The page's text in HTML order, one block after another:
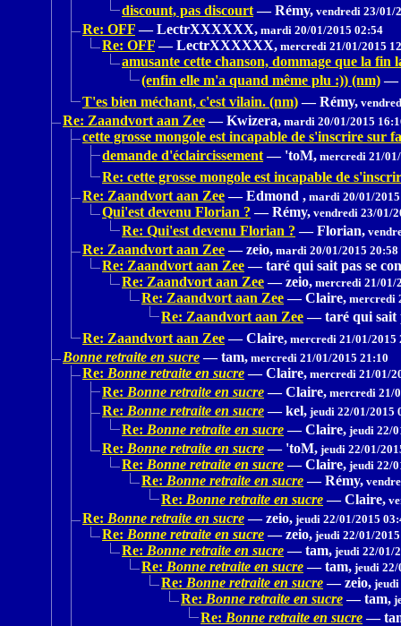
discount, pas discourt — Rémy, vendredi 23/01/
Re: OFF — LectrXXXXXX, mardi 20/01/2015 02:54
Re: OFF — LectrXXXXXX, mercredi 21/01/2015
amusante cette chanson, dommage que la fin
(enfin elle m'a quand même plu :)) (nm) —
T'es bien méchant, c'est vilain. (nm) — Rémy,
Re: Zaandvort aan Zee — Kwizera, mardi 20/01/2015
cette grosse mongole est incapable de s'inscrire sur
demande d'éclaircissement — 'toM, mercredi 21/
Re: cette grosse mongole est incapable de
Re: Zaandvort aan Zee — Edmond , mardi 20/01/
Qui'est devenu Florian ? — Rémy, vendredi 23/01/
Re: Qui'est devenu Florian ? — Florian,
Re: Zaandvort aan Zee — zeio, mardi 20/01/2015 20:58
Re: Zaandvort aan Zee — taré qui sait pas se
Re: Zaandvort aan Zee — zeio, mercredi 21/01/
Re: Zaandvort aan Zee — Claire, mercredi
Re: Zaandvort aan Zee — taré qui sait
Re: Zaandvort aan Zee — Claire, mercredi 21/01/2015
Bonne retraite en sucre — tam, mercredi 21/01/2015 21:10
Re: Bonne retraite en sucre — Claire, mercredi 21/01/
Re: Bonne retraite en sucre — Claire, mercredi 21/
Re: Bonne retraite en sucre — kel, jeudi 22/01/2015
Re: Bonne retraite en sucre — Claire, jeudi 22/
Re: Bonne retraite en sucre — 'toM, jeudi 22/01/
Re: Bonne retraite en sucre — Claire, jeudi 22/
Re: Bonne retraite en sucre — Rémy,
Re: Bonne retraite en sucre — Claire,
Re: Bonne retraite en sucre — zeio, jeudi 22/01/2015
Re: Bonne retraite en sucre — zeio, jeudi 22/01/
Re: Bonne retraite en sucre — tam, jeudi 22/01/
Re: Bonne retraite en sucre — tam, jeudi 22/
Re: Bonne retraite en sucre — zeio, jeudi
Re: Bonne retraite en sucre — tam,
Re: Bonne retraite en sucre —